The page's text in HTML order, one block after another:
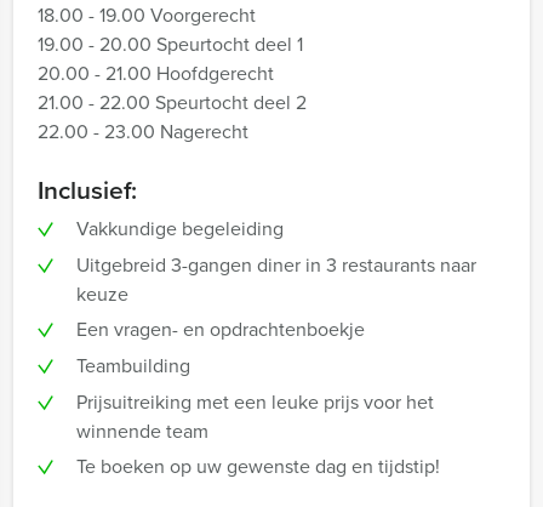
18.00 - 19.00 Voorgerecht
19.00 - 20.00 Speurtocht deel 1
20.00 - 21.00 Hoofdgerecht
21.00 - 22.00 Speurtocht deel 2
22.00 - 23.00 Nagerecht
Inclusief:
Vakkundige begeleiding
Uitgebreid 3-gangen diner in 3 restaurants naar
keuze
Een vragen- en opdrachtenboekje
Teambuilding
Prijsuitreiking met een leuke prijs voor het
winnende team
Te boeken op uw gewenste dag en tijdstip!